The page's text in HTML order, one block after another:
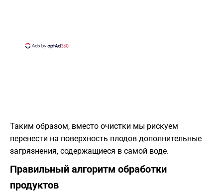
​Таким образом, вместо очистки мы рискуем
перенести на поверхность плодов дополнительные
загрязнения, содержащиеся в самой воде.
​Правильный алгоритм обработки
продуктов